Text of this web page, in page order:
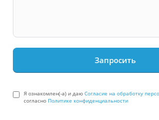
Я ознакомлен(-а) и даю Согласие на обработку
согласно Политике конфиденциальности